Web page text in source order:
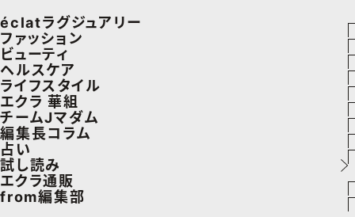
éclatラグジュアリー
ラグジュアリーTOPICS
NEOエグゼスタイル
ファッション
ファッションTOPICS
8月の毎日コーデ
50代なに着てる？
ファッション特集
ビューティ
ヘアスタイル・ヘアケア
エイジングケア
メイク
50代ベストコスメ
ヘルスケア
ヘルスケアTOPICS
更年期
ストレッチ・エクササイズ
ダイエット
ライフスタイル
車・家電
ゴルフ
住まい
旅行＆グルメ
エクラ 華組
エクラ 華組メンバー一覧
エクラ 華組ランキング
チームJマダム
ファッション
ビューティ
旅行
編集長コラム
あら、素敵☆ 手帖
占い
イヴルルド遙華の12星座占い
スペシャル占い
試し読み
エクラ通販
from編集部